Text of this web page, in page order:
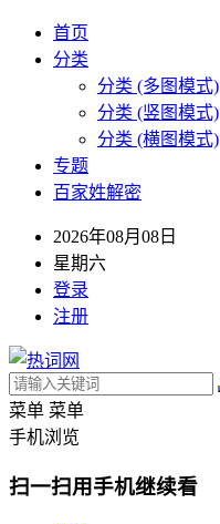
首页
分类
分类 (多图模式)
分类 (竖图模式)
分类 (横图模式)
专题
百家姓解密
2026年08月08日
星期六
登录
注册
菜单 菜单
手机浏览
扫一扫用手机继续看